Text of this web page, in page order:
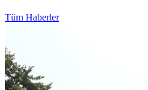
Tüm Haberler